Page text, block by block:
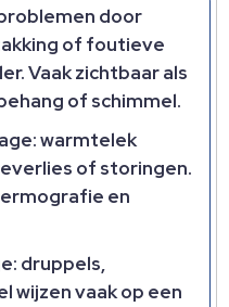
door
of foutieve
Vaak zichtbaar als
of schimmel.
warmtelek
of storingen.
en
druppels,
wijzen vaak op een